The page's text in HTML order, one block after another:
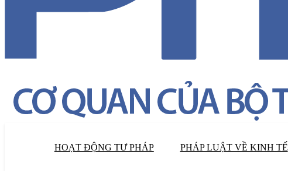
HOẠT ĐỘNG TƯ PHÁP PHÁP LUẬT VỀ KINH TẾ